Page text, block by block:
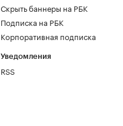
Скрыть баннеры на РБК
Подписка на РБК
Корпоративная подписка
Уведомления
RSS